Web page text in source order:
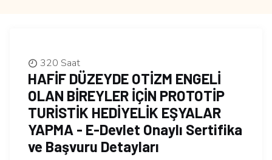
320 Saat
HAFİF DÜZEYDE OTİZM ENGELİ
OLAN BİREYLER İÇİN PROTOTİP
TURİSTİK HEDİYELİK EŞYALAR
YAPMA - E-Devlet Onaylı Sertifika
ve Başvuru Detayları